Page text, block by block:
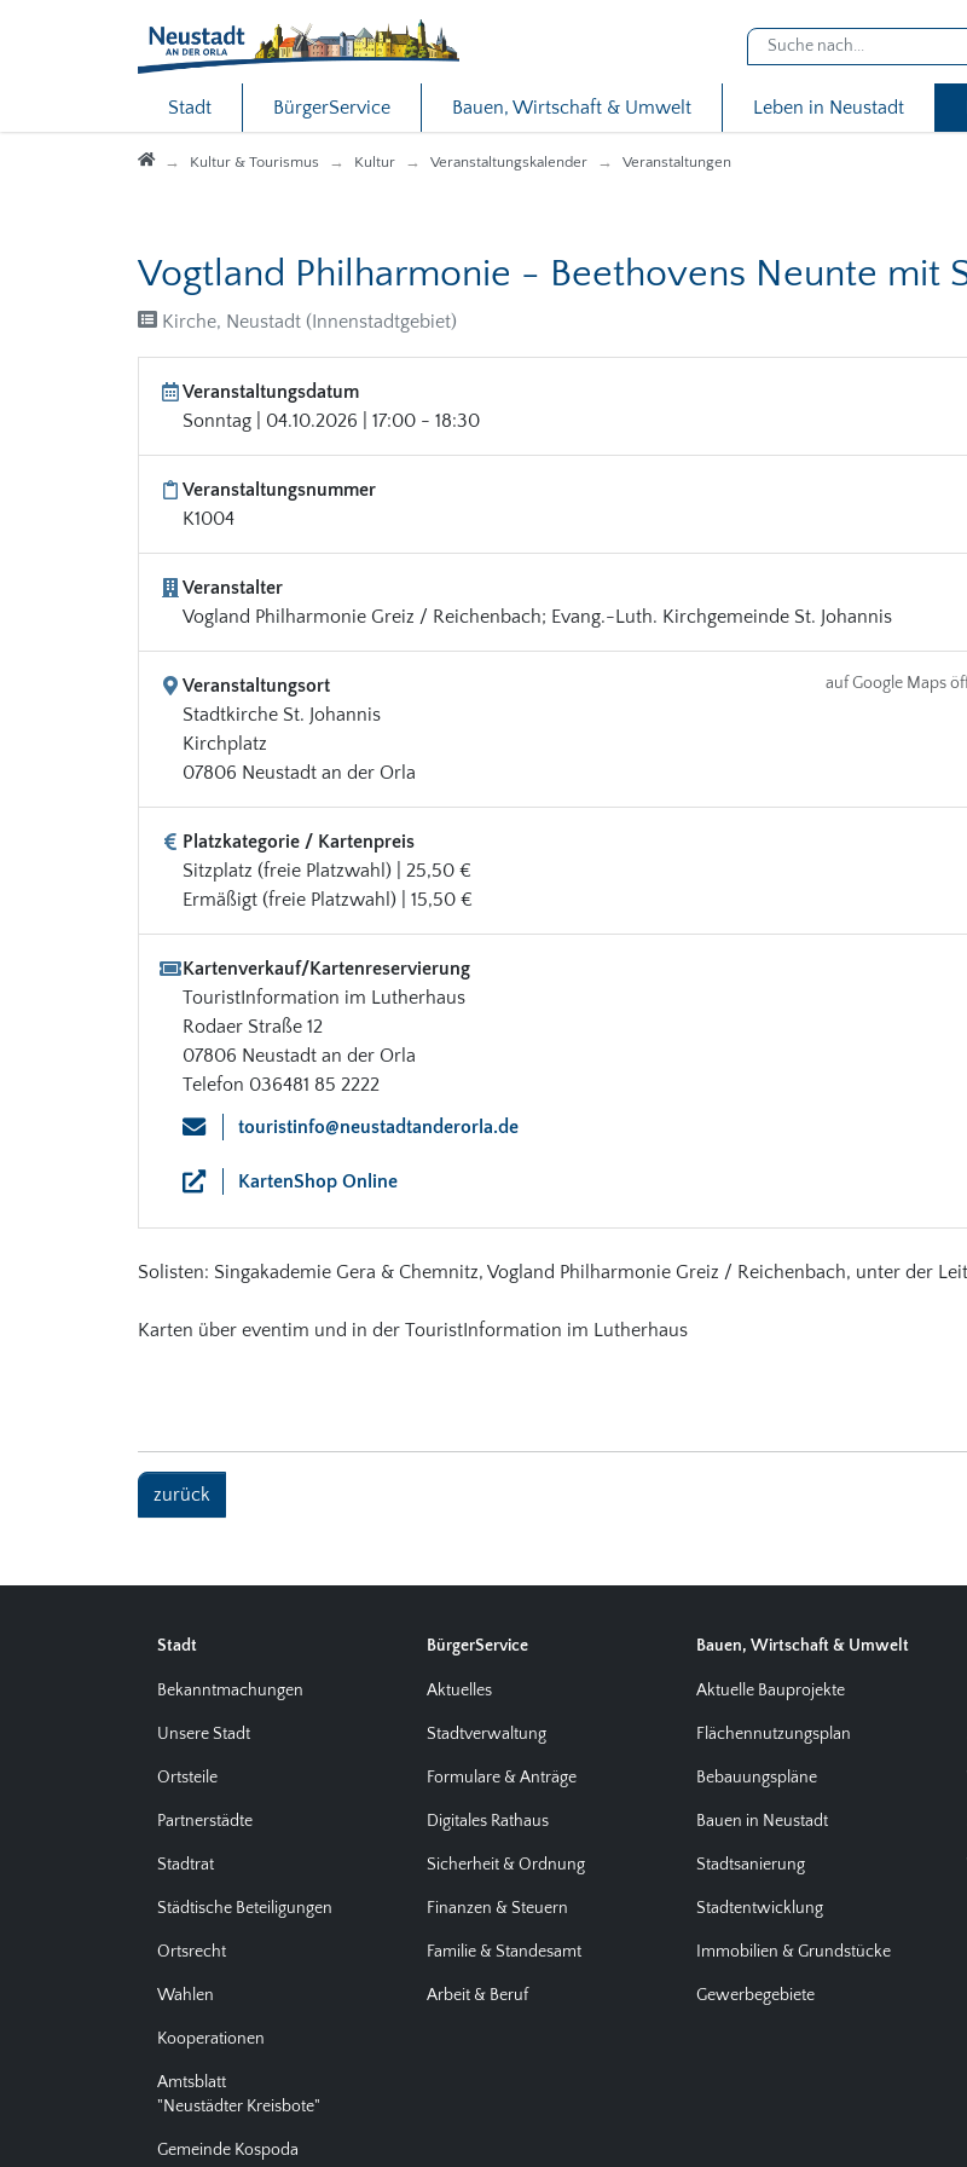
Stadt BürgerService Bauen, Wirtschaft & Umwelt Leben in Neustadt
StartseiteKultur & Tourismus Kultur Veranstaltungskalender Veranstaltungen
Vogtland Philharmonie - Beethovens Neunte mit
Kirche, Neustadt (Innenstadtgebiet)
Veranstaltungsdatum
Sonntag | 04.10.2026 | 17:00 - 18:30
Veranstaltungsnummer
K1004
Veranstalter
Vogland Philharmonie Greiz / Reichenbach; Evang.-Luth. Kirchgemeinde St. Johannis
Veranstaltungsort
Stadtkirche St. Johannis
Kirchplatz
07806 Neustadt an der Orla
auf Google Maps
Platzkategorie / Kartenpreis
Sitzplatz (freie Platzwahl) | 25,50 €
Ermäßigt (freie Platzwahl) | 15,50 €
Kartenverkauf/Kartenreservierung
TouristInformation im Lutherhaus
Rodaer Straße 12
07806 Neustadt an der Orla
Telefon 036481 85 2222
touristinfo@neustadtanderorla.de
KartenShop Online
Solisten: Singakademie Gera & Chemnitz, Vogland Philharmonie Greiz / Reichenbach, unter der
Karten über eventim und in der TouristInformation im Lutherhaus
zurück
Stadt
Bekanntmachungen
Unsere Stadt
Ortsteile
Partnerstädte
Stadtrat
Städtische Beteiligungen
Ortsrecht
Wahlen
Kooperationen
Amtsblatt
"Neustädter Kreisbote"
Gemeinde Kospoda
BürgerService
Aktuelles
Stadtverwaltung
Formulare & Anträge
Digitales Rathaus
Sicherheit & Ordnung
Finanzen & Steuern
Familie & Standesamt
Arbeit & Beruf
Bauen, Wirtschaft & Umwelt
Aktuelle Bauprojekte
Flächennutzungsplan
Bebauungspläne
Bauen in Neustadt
Stadtsanierung
Stadtentwicklung
Immobilien & Grundstücke
Gewerbegebiete